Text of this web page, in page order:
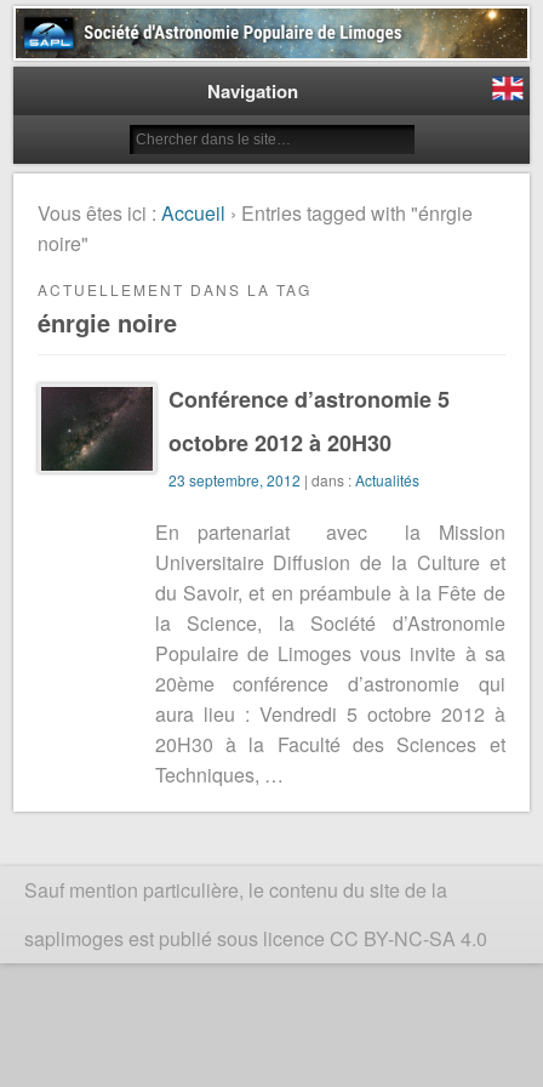
Société d'Astronomie Populaire
de Limoges
Navigation
Vous êtes ici : Accueil › Entries tagged with "énrgie
noire"
ACTUELLEMENT DANS LA TAG
énrgie noire
Conférence d’astronomie 5
octobre 2012 à 20H30
23 septembre, 2012 | dans :Actualités
En partenariat avec la Mission
Universitaire Diffusion de la Culture et
du Savoir, et en préambule à la Fête de
la Science, la Société d’Astronomie
Populaire de Limoges vous invite à sa
20ème conférence d’astronomie qui
aura lieu : Vendredi 5 octobre 2012 à
20H30 à la Faculté des Sciences et
Techniques, …
Sauf mention particulière, le contenu du site de la
saplimoges est publié sous licence CC BY-NC-SA 4.0